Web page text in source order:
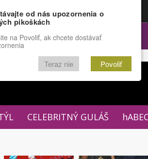
Docu
CELEBRITNÝ GULÁŠ
od nás upozornenia o
pikoškách
na Povoliť, ak chcete dostávať
Teraz nie Povoliť